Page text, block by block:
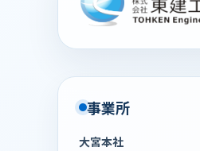
事業所
大宮本社